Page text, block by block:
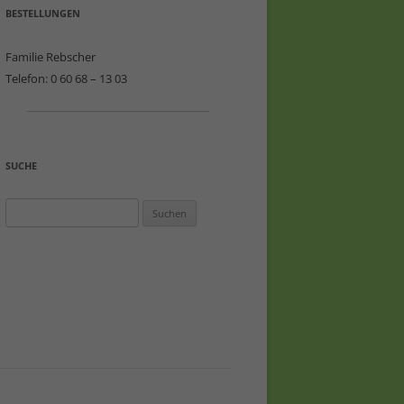
BESTELLUNGEN
Familie Rebscher
Telefon: 0 60 68 – 13 03
SUCHE